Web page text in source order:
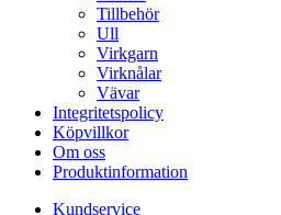
Tillbehör
Ull
Virkgarn
Virknålar
Vävar
Integritetspolicy
Köpvillkor
Om oss
Produktinformation
Kundservice